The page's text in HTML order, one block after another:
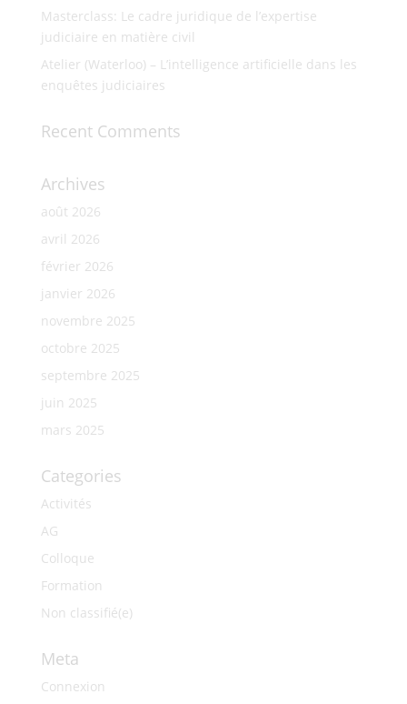
Masterclass: Le cadre juridique de l’expertise
judiciaire en matière civil
Atelier (Waterloo) – L’intelligence artificielle dans les
enquêtes judiciaires
Recent Comments
Archives
août 2026
avril 2026
février 2026
janvier 2026
novembre 2025
octobre 2025
septembre 2025
juin 2025
mars 2025
Categories
Activités
AG
Colloque
Formation
Non classifié(e)
Meta
Connexion